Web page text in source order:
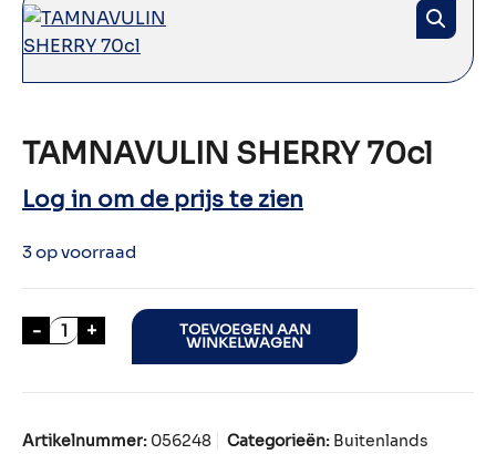
TAMNAVULIN SHERRY 70cl
Log in om de prijs te zien
3 op voorraad
- TAMNAVULIN SHERRY 70cl aantal
+ TOEVOEGEN AAN
WINKELWAGEN
Artikelnummer: 056248 Categorieën: Buitenlands